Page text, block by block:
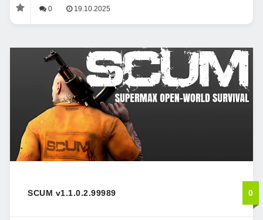
0 19.10.2025
SCUM v1.1.0.2.99989 0